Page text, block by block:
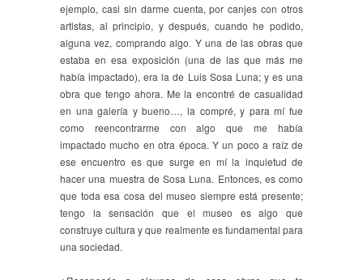
ejemplo, casi sin darme cuenta, por canjes con otros
artistas, al principio, y después, cuando he podido,
alguna vez, comprando algo. Y una de las obras que
estaba en esa exposición (una de las que más me
había impactado), era la de Luis Sosa Luna; y es una
obra que tengo ahora. Me la encontré de casualidad
en una galería y bueno…, la compré, y para mí fue
como reencontrarme con algo que me había
impactado mucho en otra época. Y un poco a raíz de
ese encuentro es que surge en mí la inquietud de
hacer una muestra de Sosa Luna. Entonces, es como
que toda esa cosa del museo siempre está presente;
tengo la sensación que el museo es algo que
construye cultura y que realmente es fundamental para
una sociedad.